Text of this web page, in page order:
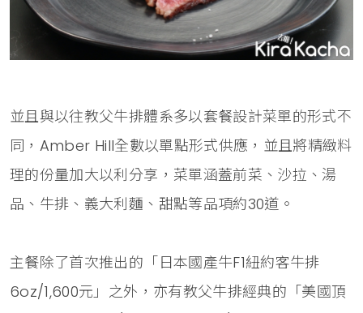
並且與以往教父牛排體系多以套餐設計菜單的形式不
同，Amber Hill全數以單點形式供應，並且將精緻料
理的份量加大以利分享，菜單涵蓋前菜、沙拉、湯
品、牛排、義大利麵、甜點等品項約30道。
主餐除了首次推出的「日本國產牛F1紐約客牛排
6oz/1,600元」之外，亦有教父牛排經典的「美國頂